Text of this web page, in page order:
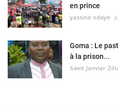
en prince
yassine ndaye
Goma : Le
à la prison...
Saint Janvier